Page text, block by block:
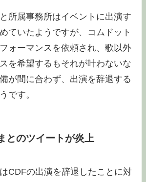
所属事務所はイベントに出演す
ていたようですが、コムドット
ォーマンスを依頼され、歌以外
を希望するもそれが叶わないな
が間に合わず、出演を辞退する
です。
とのツイートが炎上
CDFの出演を辞退したことに対